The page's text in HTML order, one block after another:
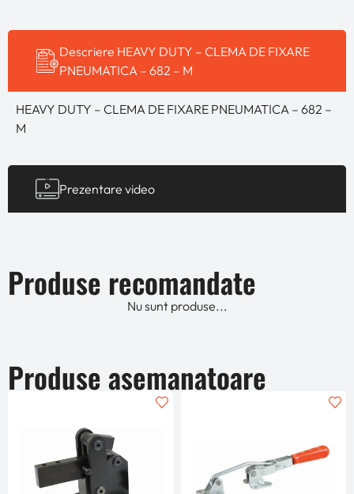
Descriere HEAVY DUTY – CLEMA DE FIXARE
PNEUMATICA – 682 – M
Prezentare video
HEAVY DUTY – CLEMA DE FIXARE PNEUMATICA – 682 –
M
Produse recomandate
Nu sunt produse...
Produse asemanatoare